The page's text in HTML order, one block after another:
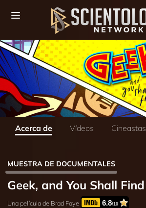
Acerca de Vídeos Cineastas
MUESTRA DE DOCUMENTALES
Geek, and You Shall Find
Una película de Brad Faye 6.8/10